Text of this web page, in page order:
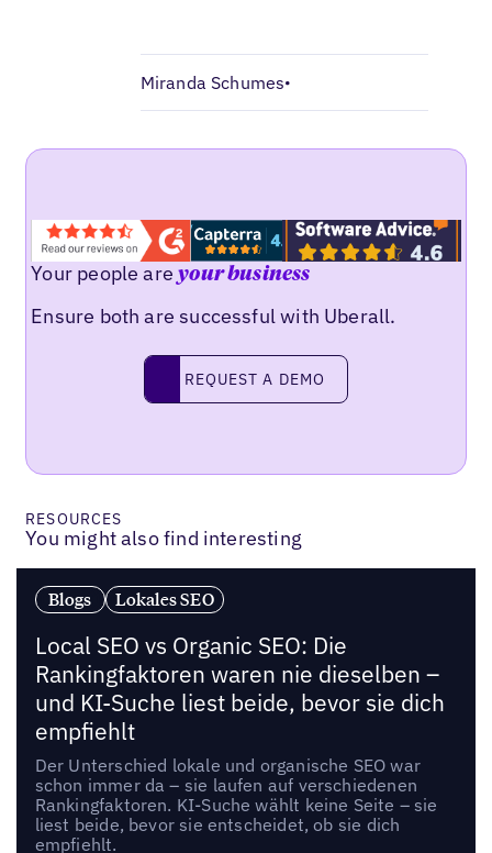
Miranda Schumes•
Your people areyour business
Ensure both are successful with Uberall.
Request a demo
REQUEST A DEMO
RESOURCES
You might also find interesting
Blogs Lokales SEO
Local SEO vs Organic SEO: Die
Rankingfaktoren waren nie dieselben –
und KI-Suche liest beide, bevor sie dich
empfiehlt
Der Unterschied lokale und organische SEO war
schon immer da – sie laufen auf verschiedenen
Rankingfaktoren. KI-Suche wählt keine Seite – sie
liest beide, bevor sie entscheidet, ob sie dich
empfiehlt.